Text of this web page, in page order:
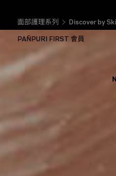
面部護理系列
Discover by
PAÑPURI FIRST 會員